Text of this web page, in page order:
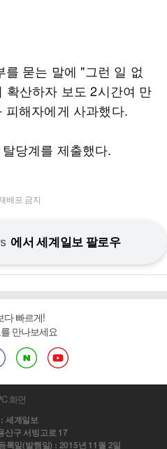
묻는 말에 "그런 일 없
확산하자 보도 2시간여 만
피해자에게 사과했다.
당계를 제출했다.
배포 금지
에서 세계일보 팔로우
다 빠르게!
만나보세요
화면
세계일보
산구 서빙고로 17
록일(발행일) : 2015년 11월 2일